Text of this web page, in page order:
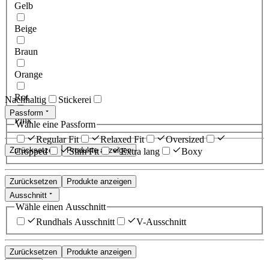
Gelb
Beige
Braun
Orange
Rot
Pink
Zurücksetzen Produkte anzeigen
Nachhaltig Stickerei
Passform
Wähle eine Passform
Regular Fit
Relaxed Fit
Oversized
Cropped
Slim Fit Extra lang Boxy
Zurücksetzen
Produkte anzeigen
Ausschnitt
Wähle einen Ausschnitt
Rundhals Ausschnitt
V-Ausschnitt
Zurücksetzen
Produkte anzeigen